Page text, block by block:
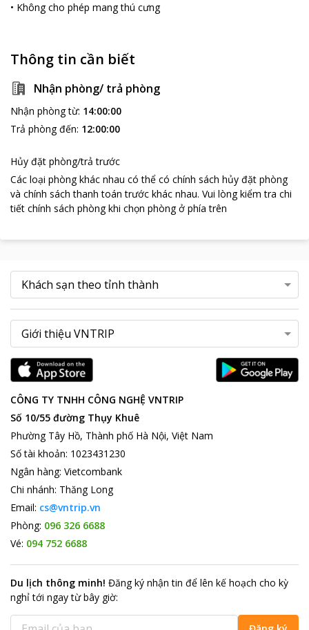
• Không cho phép mang thú cưng
Thông tin cần biết
Nhận phòng/ trả phòng
Nhận phòng từ: 14:00:00
Trả phòng đến: 12:00:00
Hủy đặt phòng/trả trước
Các loại phòng khác nhau có thể có chính sách hủy đặt phòng
và chính sách thanh toán trước khác nhau. Vui lòng kiểm tra chi
tiết chính sách phòng khi chọn phòng ở phía trên
CÔNG TY TNHH CÔNG NGHỆ VNTRIP
Số 10/55 đường Thụy Khuê
Phường Tây Hồ, Thành phố Hà Nội, Việt Nam
Số tài khoản: 1023431230
Ngân hàng: Vietcombank
Chi nhánh: Thăng Long
Email: cs@vntrip.vn
Phòng: 096 326 6688
Vé: 094 752 6688
Du lịch thông minh! Đăng ký nhận tin để lên kế hoạch cho kỳ
nghỉ tới ngay từ bây giờ: